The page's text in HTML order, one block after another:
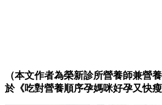
（本文作者為榮新診所營養師兼營
於《吃對營養順序孕媽咪好孕又快